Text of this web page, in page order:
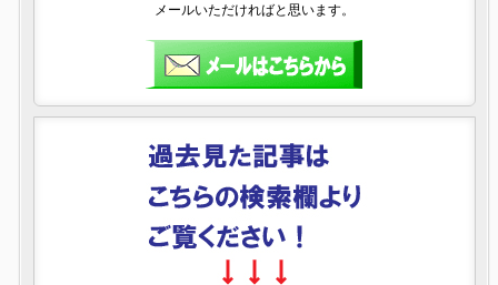
メールいただければと思います。